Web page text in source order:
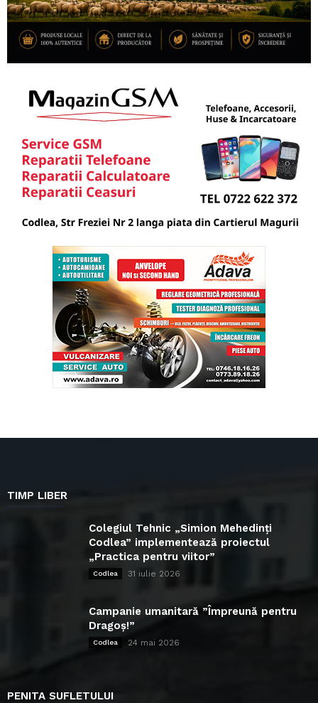
TIMP LIBER
Colegiul Tehnic „Simion Mehedinți
Codlea” implementează proiectul
„Practica pentru viitor”
Codlea 31 iulie 2026
Campanie umanitară ”Împreună pentru
Dragoș!”
Codlea 24 mai 2026
PENITA SUFLETULUI